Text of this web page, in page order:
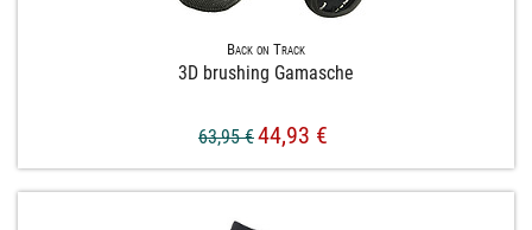
Back on Track
3D brushing Gamasche
63,95 €44,93 €